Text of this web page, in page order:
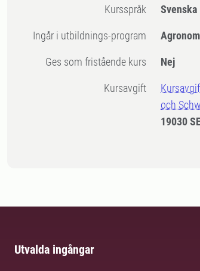
Kursspråk Svenska
Ingår i utbildnings-program
Ges som fristående kurs Nej
Kursavgift
och
19030
Utvalda ingångar